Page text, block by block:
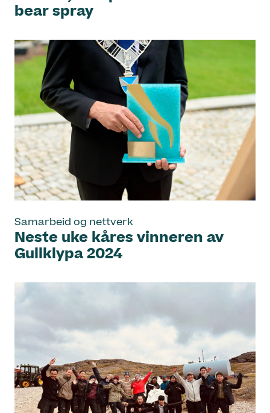
bear spray
Samarbeid og nettverk
Neste uke kåres vinneren av
Gullklypa 2024